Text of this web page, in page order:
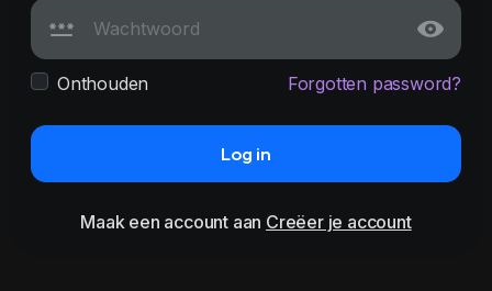
Onthouden Forgotten password?
Log in
Maak een account aan Creëer je account